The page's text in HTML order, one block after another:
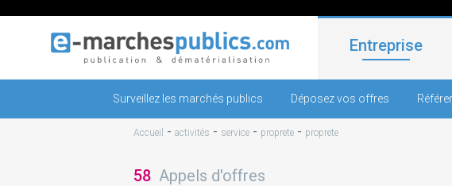
Entreprise
Surveillez les marchés publics Déposez vos offres
Accueil - activités - service - proprete - proprete
58 Appels d'offres